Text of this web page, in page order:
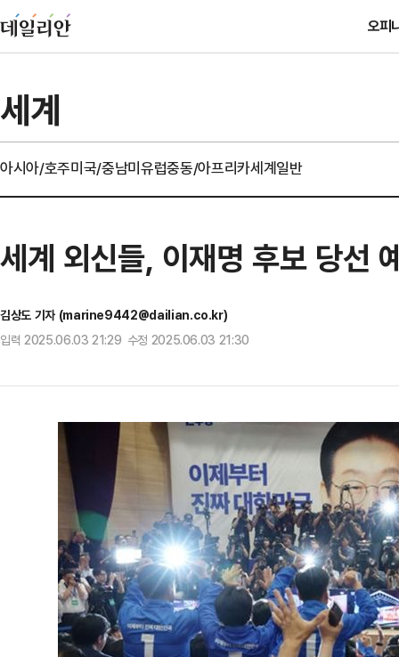
오피
세계
아시아/호주미국/중남미유럽중동/아프리카세계일반
세계 외신들, 이재명 후보 당선
김상도 기자 (marine9442@dailian.co.kr)
입력 2025.06.03 21:29 수정 2025.06.03 21:30